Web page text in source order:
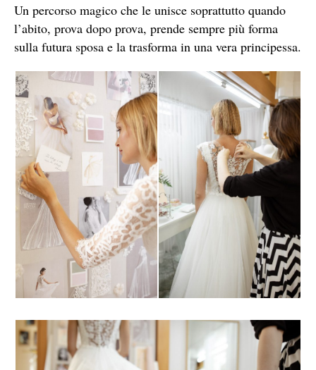
Un percorso magico che le unisce soprattutto quando
l’abito, prova dopo prova, prende sempre più forma
sulla futura sposa e la trasforma in una vera principessa.